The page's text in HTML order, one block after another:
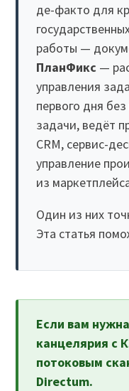
де-факто для
работы —
ПланФикс —
управления
первого дня
задачи, ведёт
CRM, сервис-
управление
из
Один из них
Эта статья
Если вам
канцелярия с
потоковым
Directum.